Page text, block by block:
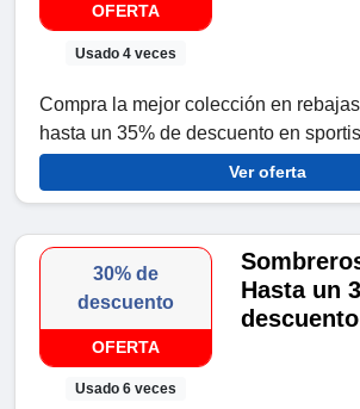
OFERTA
Usado 4 veces
Compra la mejor colección en
hasta un 35% de descuento en
Ver oferta
30% de
descuento
OFERTA
Usado 6 veces
Hasta un
descuento